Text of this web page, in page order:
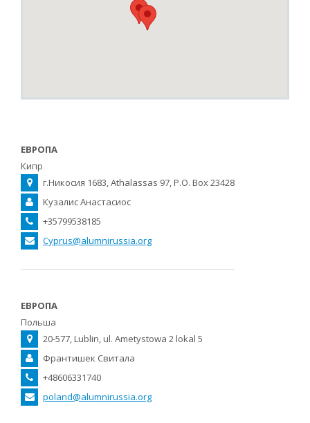
ЕВРОПА
Кипр
г.Никоcия 1683, Athalassas 97, P.O. Box 23428
Кузалис Анастасиос
+35799538185
Cyprus@alumnirussia.org
ЕВРОПА
Польша
20-577, Lublin, ul. Ametystowa 2 lokal 5
Франтишек Свитала
+48606331740
poland@alumnirussia.org